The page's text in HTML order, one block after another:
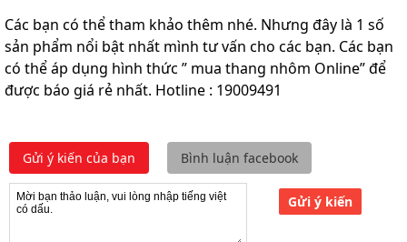
Các bạn có thể tham khảo thêm nhé. Nhưng đây là 1 số
sản phẩm nổi bật nhất mình tư vấn cho các bạn. Các bạn
có thể áp dụng hình thức ” mua thang nhôm Online” để
được báo giá rẻ nhất. Hotline : 19009491
Gửi ý kiến của bạn Bình luận facebook
Gửi ý kiến